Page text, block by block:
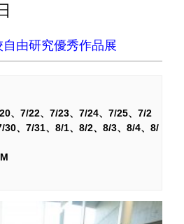
由研究優秀作品展
7/22 7/23 7/24 7/25
7/2
30 7/31 8/1 8/2 8/3 8/4
8/